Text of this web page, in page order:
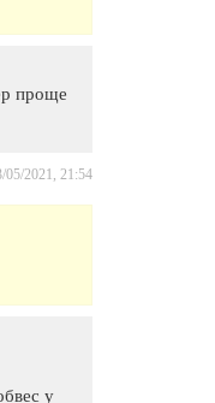
проще
05/2021, 21:54
у